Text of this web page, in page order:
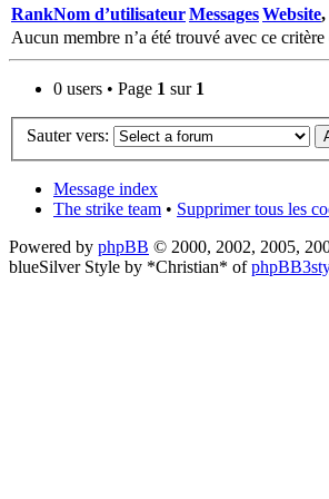
RankNom d’utilisateurMessagesWebsite,
Aucun membre n’a été trouvé avec ce critère
0 users • Page 1 sur 1
Sauter vers:
Message index
The strike team • Supprimer tous les
Powered by phpBB © 2000, 2002, 2005,
blueSilver Style by *Christian* of